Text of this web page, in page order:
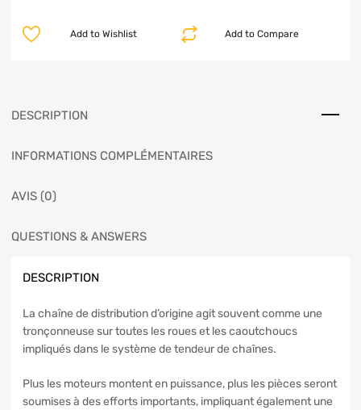
Add to Compare
Add to Wishlist
DESCRIPTION
INFORMATIONS COMPLÉMENTAIRES
AVIS (0)
QUESTIONS & ANSWERS
DESCRIPTION
La chaîne de distribution d’origine agit souvent comme une
tronçonneuse sur toutes les roues et les caoutchoucs
impliqués dans le système de tendeur de chaînes.
Plus les moteurs montent en puissance, plus les pièces seront
soumises à des efforts importants, impliquant également une